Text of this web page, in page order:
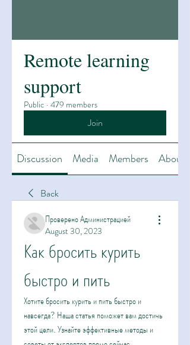
Remote learning
support
Public · 479 members
Join
Discussion Media Members About
Back
Проверено Администрацией
August 30, 2023
Как бросить курить
быстро и пить
Хотите бросить курить и пить быстро и
навсегда? Наша статья поможет вам достичь
этой цели. Узнайте эффективные методы и